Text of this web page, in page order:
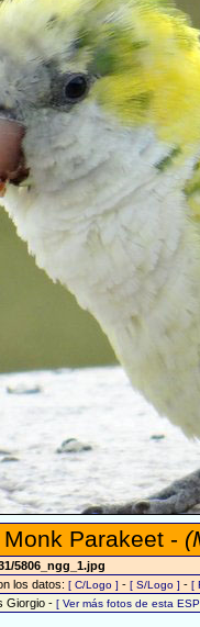
Parakeet -
5806_ngg_1.jpg
los datos: [ C/Logo ] - [ S/Logo ] - [
Giorgio - [ Ver más fotos de esta